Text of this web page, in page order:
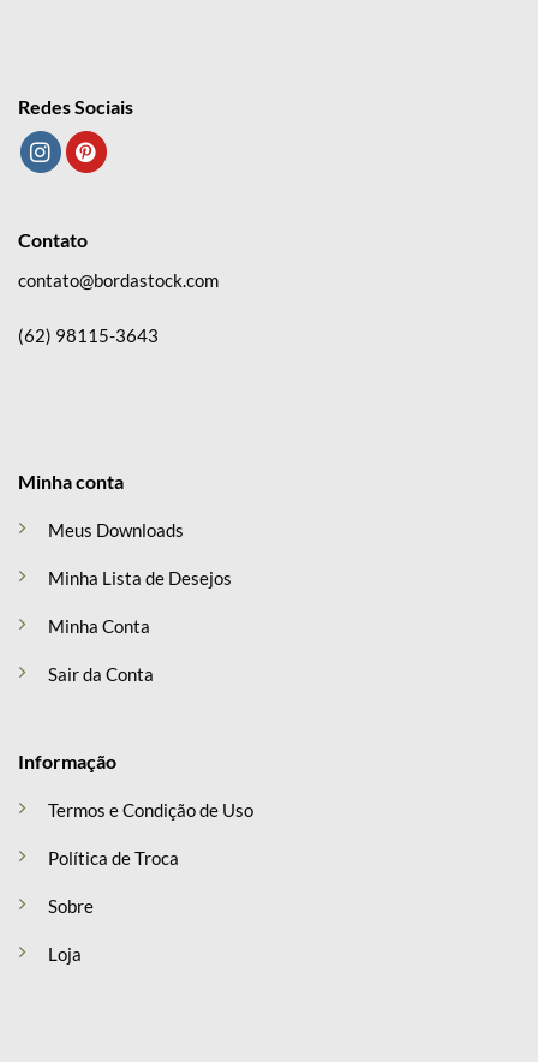
Redes Sociais
Minha conta
Meus Downloads
Minha Lista de Desejos
Minha Conta
Sair da Conta
Informação
Termos e Condição de Uso
Política de Troca
Sobre
Loja
Contato
contato@bordastock.com
(62) 98115-3643